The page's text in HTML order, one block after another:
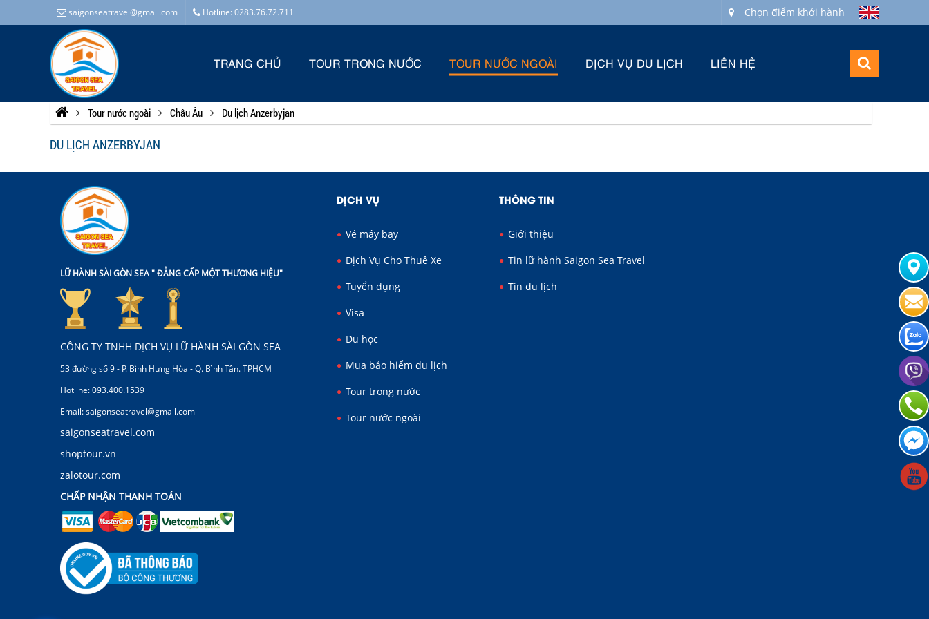
saigonseatravel@gmail.com Hotline: 0283.76.72.711 Chọn điểm khởi hành
TRANG CHỦ TOUR TRONG NƯỚC TOUR NƯỚC NGOÀI DỊCH VỤ DU LỊCH LIÊN HỆ
Tour nước ngoài Châu Âu Du lịch Anzerbyjan
DU LỊCH ANZERBYJAN
LỮ HÀNH SÀI GÒN SEA " ĐẲNG CẤP MỘT THƯƠNG HIỆU"
CÔNG TY TNHH DỊCH VỤ LỮ HÀNH SÀI GÒN SEA
53 đường số 9 - P. Bình Hưng Hòa - Q. Bình Tân. TPHCM
Hotline: 093.400.1539
Email: saigonseatravel@gmail.com
saigonseatravel.com
shoptour.vn
zalotour.com
CHẤP NHẬN THANH TOÁN
DỊCH VỤ
Vé máy bay
Dịch Vụ Cho Thuê Xe
Tuyển dụng
Visa
Du học
Mua bảo hiểm du lịch
Tour trong nước
Tour nước ngoài
THÔNG TIN
Giới thiệu
Tin lữ hành Saigon Sea Travel
Tin du lịch